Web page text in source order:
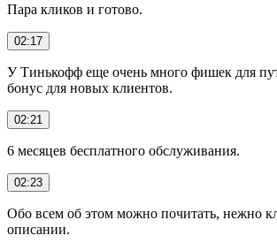
Пара кликов и готово.
02:17
У Тинькофф еще очень много фишек для
бонус для новых клиентов.
02:21
6 месяцев бесплатного обслуживания.
02:23
Обо всем об этом можно почитать, нежно
описании.